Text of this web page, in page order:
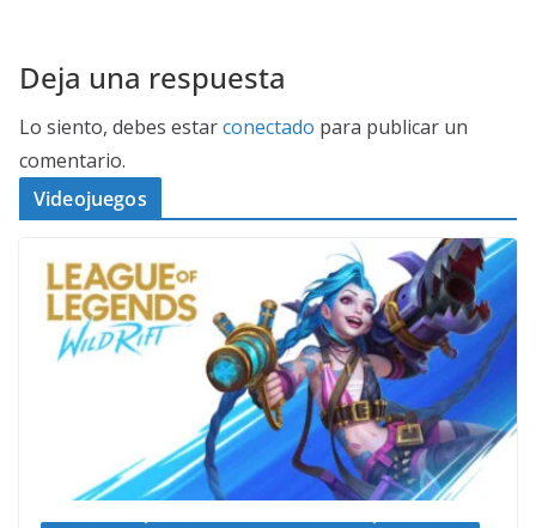
Deja una respuesta
Lo siento, debes estarconectado para publicar un
comentario.
Videojuegos